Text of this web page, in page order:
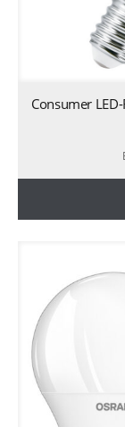
Consumer